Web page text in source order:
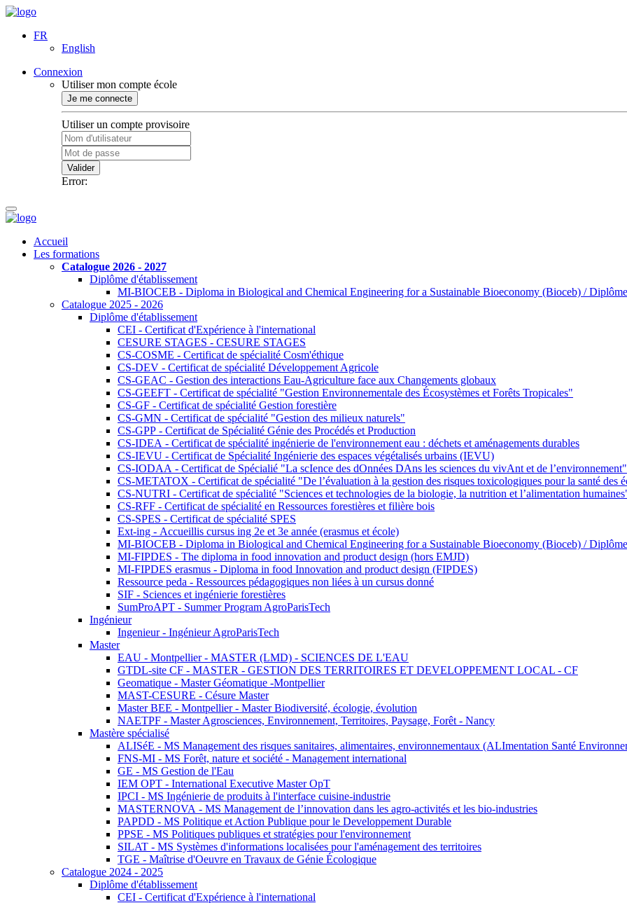
FR
English
Connexion
Utiliser mon compte école
Je me connecte
Utiliser un compte provisoire
Valider
Error:
Accueil
Les formations
Catalogue 2026 - 2027
Diplôme d'établissement
MI-BIOCEB - Diploma in Biological and Chemical Engineering for a Sustainable Bioeconomy (Bioceb) /
Catalogue 2025 - 2026
Diplôme d'établissement
CEI - Certificat d'Expérience à l'international
CESURE STAGES - CESURE STAGES
CS-COSME - Certificat de spécialité Cosm'éthique
CS-DEV - Certificat de spécialité Développement Agricole
CS-GEAC - Gestion des interactions Eau-Agriculture face aux Changements globaux
CS-GEEFT - Certificat de spécialité "Gestion Environnementale des Écosystèmes et Forêts Tropicales"
CS-GF - Certificat de spécialité Gestion forestière
CS-GMN - Certificat de spécialité "Gestion des milieux naturels"
CS-GPP - Certificat de Spécialité Génie des Procédés et Production
CS-IDEA - Certificat de spécialité ingénierie de l'environnement eau : déchets et aménagements durables
CS-IEVU - Certificat de Spécialité Ingénierie des espaces végétalisés urbains (IEVU)
CS-IODAA - Certificat de Spécialié "La scIence des dOnnées DAns les sciences du vivAnt et de l’environnement"
CS-METATOX - Certificat de spécialité "De l’évaluation à la gestion des risques toxicologiques pour la santé des
CS-NUTRI - Certificat de spécialité "Sciences et technologies de la biologie, la nutrition et l’alimentation
CS-RFF - Certificat de spécialité en Ressources forestières et filière bois
CS-SPES - Certificat de spécialité SPES
Ext-ing - Accueillis cursus ing 2e et 3e année (erasmus et école)
MI-BIOCEB - Diploma in Biological and Chemical Engineering for a Sustainable Bioeconomy (Bioceb) /
MI-FIPDES - The diploma in food innovation and product design (hors EMJD)
MI-FIPDES erasmus - Diploma in food Innovation and product design (FIPDES)
Ressource peda - Ressources pédagogiques non liées à un cursus donné
SIF - Sciences et ingénierie forestières
SumProAPT - Summer Program AgroParisTech
Ingénieur
Ingenieur - Ingénieur AgroParisTech
Master
EAU - Montpellier - MASTER (LMD) - SCIENCES DE L'EAU
GTDL-site CF - MASTER - GESTION DES TERRITOIRES ET DEVELOPPEMENT LOCAL - CF
Geomatique - Master Géomatique -Montpellier
MAST-CESURE - Césure Master
Master BEE - Montpellier - Master Biodiversité, écologie, évolution
NAETPF - Master Agrosciences, Environnement, Territoires, Paysage, Forêt - Nancy
Mastère spécialisé
ALISéE - MS Management des risques sanitaires, alimentaires, environnementaux (ALImentation Santé
FNS-MI - MS Forêt, nature et société - Management international
GE - MS Gestion de l'Eau
IEM OPT - International Executive Master OpT
IPCI - MS Ingénierie de produits à l'interface cuisine-industrie
MASTERNOVA - MS Management de l’innovation dans les agro-activités et les bio-industries
PAPDD - MS Politique et Action Publique pour le Developpement Durable
PPSE - MS Politiques publiques et stratégies pour l'environnement
SILAT - MS Systèmes d'informations localisées pour l'aménagement des territoires
TGE - Maîtrise d'Oeuvre en Travaux de Génie Écologique
Catalogue 2024 - 2025
Diplôme d'établissement
CEI - Certificat d'Expérience à l'international